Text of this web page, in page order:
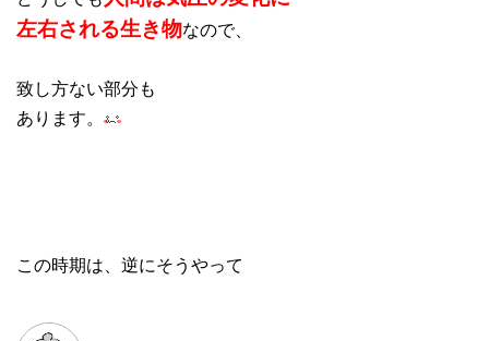
左右される生き物なので、
致し方ない部分も
あります。
この時期は、逆にそうやって